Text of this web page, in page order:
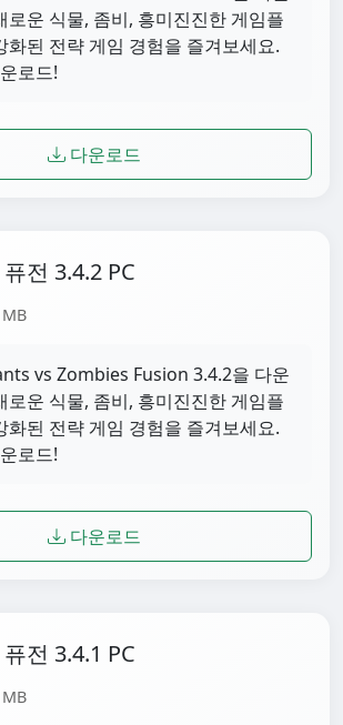
로운 식물, 좀비, 흥미진진한 게임플
화된 전략 게임 경험을 즐겨보세요.
로드!
다운로드
전 3.4.2 PC
vs Zombies Fusion 3.4.2을 다운
로운 식물, 좀비, 흥미진진한 게임플
화된 전략 게임 경험을 즐겨보세요.
로드!
다운로드
전 3.4.1 PC